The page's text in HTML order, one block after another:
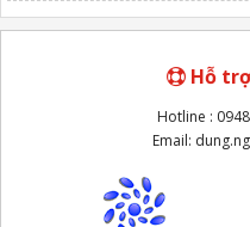
Hỗ
Hotline :
Email: